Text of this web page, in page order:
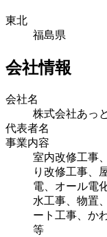
東北
福島県
会社情報
会社名
株式会社あっ
代表者名
事業内容
室内改修工事
り改修工事、
電、オール電
水工事、物置
ート工事、か
等